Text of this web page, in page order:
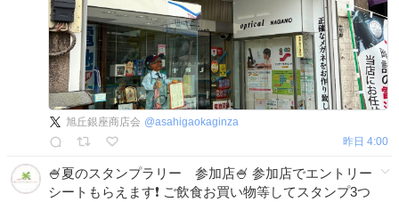
旭丘銀座商店会 @asahigaokaginza
昨日 4:00
🍧夏のスタンプラリー 参加店🍧 参加店でエントリー
シートもらえます❗ ご飲食お買い物等してスタンプ3つ